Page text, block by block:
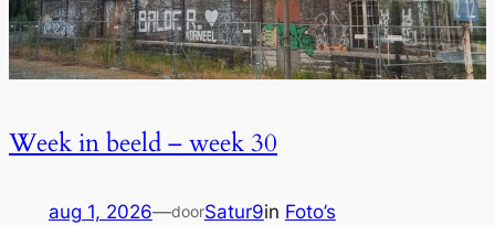
Week in beeld – week 30
aug 1, 2026—doorSatur9in Foto’s